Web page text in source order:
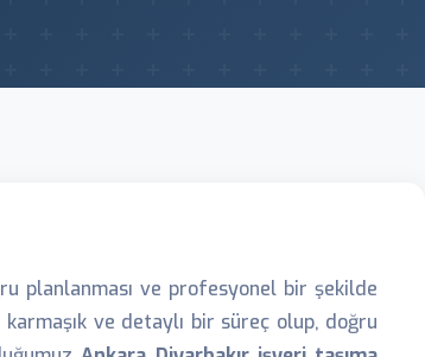
planlanması ve profesyonel bir şekilde
ve detaylı bir süreç olup, doğru